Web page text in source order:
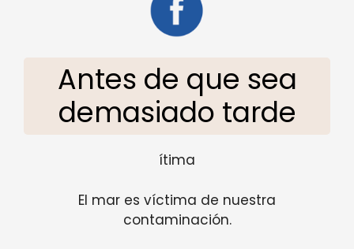
Antes de que sea
demasiado tarde
ítima
El mar es víctima de nuestra
contaminación.